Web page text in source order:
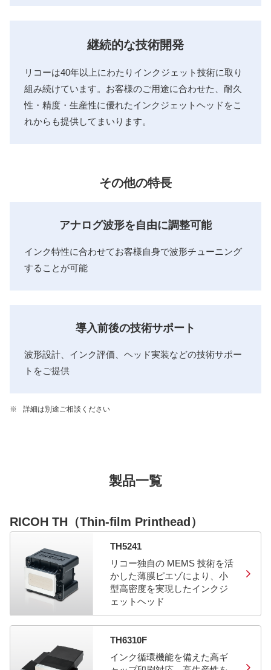
継続的な技術開発
リコーは40年以上にわたりインクジェット技術に取り
組み続けています。お客様のご用途に合わせた、耐久
性・精度・生産性に優れたインクジェットヘッドをこ
れからも提供してまいります。
その他の特長
アナログ波形を自由に調整可能
インク特性に合わせてお客様自身で波形チューニング
することが可能
導入前後の技術サポート
波形設計、インク評価、ヘッド実装などの技術サポー
トをご提供
※ 詳細は別途ご相談ください
製品一覧
RICOH TH（Thin-ﬁlm Printhead）
TH5241
リコー独自の MEMS 技術を活
かした薄膜ピエゾにより、小
型高密度を実現したインクジ
ェットヘッド
TH6310F
インク循環機能を備えた高ギ